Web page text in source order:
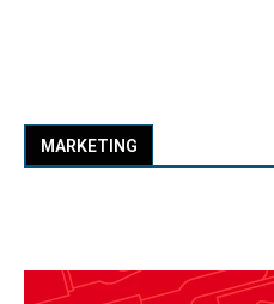
MARKETING